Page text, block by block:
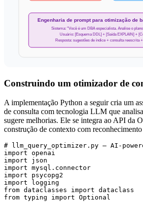
Engenharia de prompt para otimização de
Sistema: "Você é um DBA especialista. Analise o
Usuário: [Esquema DDL] + [Saída EXPLAIN] +
Resposta: sugestões de índice + consulta reescrita
Construindo um otimizador de
A implementação Python a seguir cria um
de consulta com tecnologia LLM que
sugere melhorias. Ele se integra ao API da
construção de contexto com reconhecimento
# llm_query_optimizer.py — AI-
import openai
import json
import mysql.connector
import psycopg2
import logging
from dataclasses import dataclass
from typing import Optional